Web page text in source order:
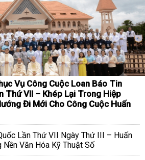
Vụ Công Cuộc Loan Báo Tin
Thứ VII – Khép Lại Trong Hiệp
Đi Mới Cho Công Cuộc Huấn
Lần Thứ VII Ngày Thứ III – Huấn
Nền Văn Hóa Kỹ Thuật Số